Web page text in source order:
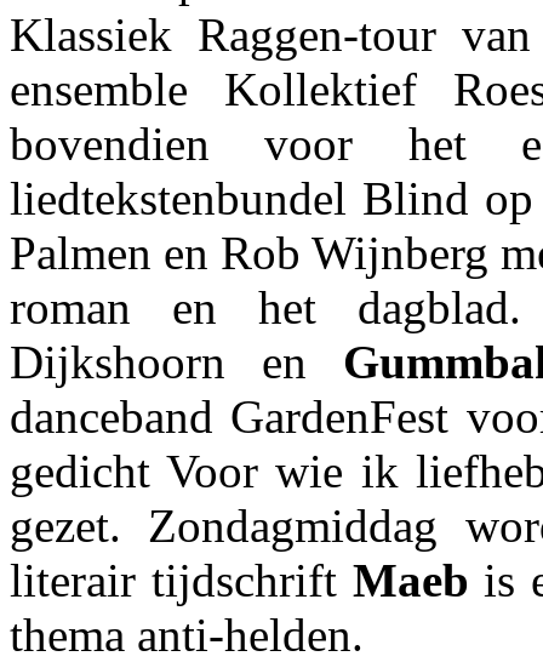
Klassiek Raggen-tour
ensemble Kollektief
bovendien voor het
liedtekstenbundel Blind
Palmen en Rob Wijnberg
roman en het dagblad.
Dijkshoorn en
danceband GardenFest
gedicht Voor wie ik
gezet. Zondagmiddag
literair tijdschrift Maeb is
thema anti-helden.